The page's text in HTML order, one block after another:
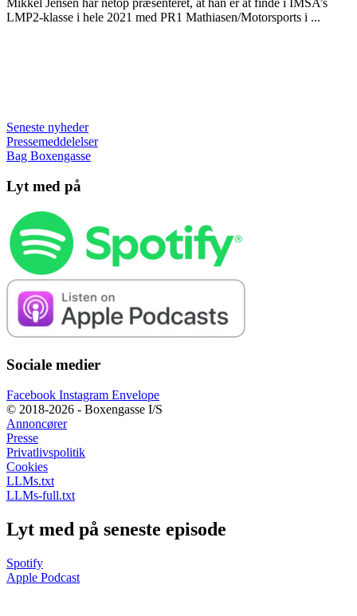
LMP2-klasse i hele 2021 med PR1 Mathiasen/Motorsports i ...
Seneste nyheder
Pressemeddelelser
Bag Boxengasse
Lyt med på
Sociale medier
Facebook Instagram Envelope
© 2018-2026 - Boxengasse I/S
Annoncører
Presse
Privatlivspolitik
Cookies
LLMs.txt
LLMs-full.txt
Lyt med på seneste episode
Spotify
Apple Podcast